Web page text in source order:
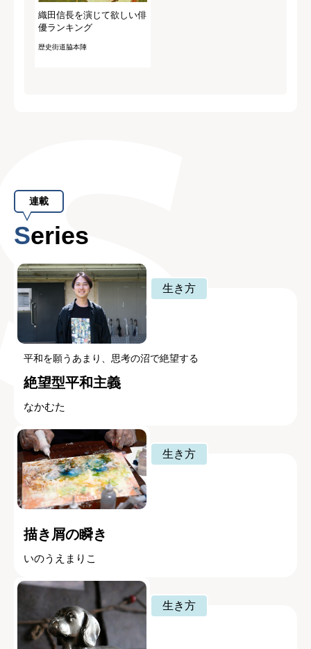
織田信長を演じて欲しい俳
優ランキング
歴史街道脇本陣
連載
Series
生き方
平和を願うあまり、思考の沼で絶望する
絶望型平和主義
なかむた
生き方
描き屑の瞬き
いのうえまりこ
生き方